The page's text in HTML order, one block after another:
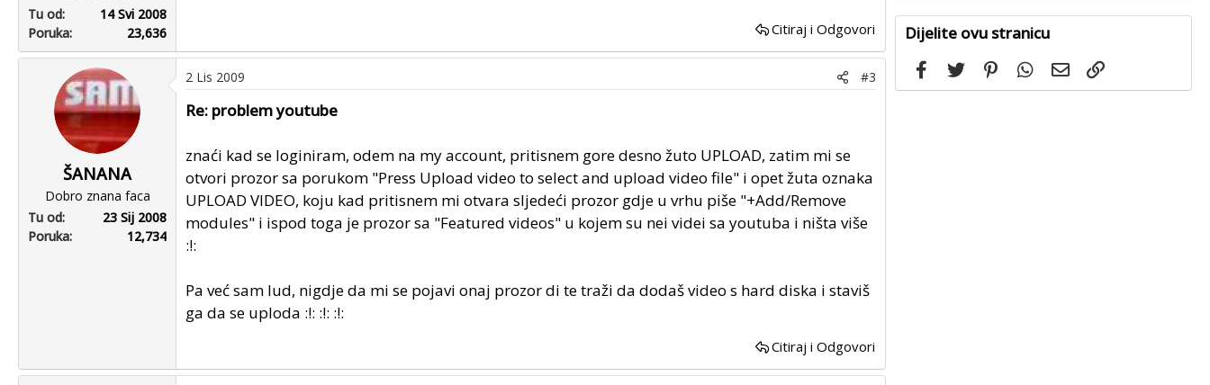
Tu od
14 Svi 2008
Poruka
23,636 Citiraj i Odgovori
ŠANANA
Dobro znana faca
Tu od
23 Sij 2008
Poruka
12,734
2 Lis 2009 #3
Re: problem youtube
znaći kad se loginiram, odem na my account, pritisnem gore desno žuto UPLOAD, zatim mi se
otvori prozor sa porukom "Press Upload video to select and upload video file" i opet žuta oznaka
UPLOAD VIDEO, koju kad pritisnem mi otvara sljedeći prozor gdje u vrhu piše "+Add/Remove
modules" i ispod toga je prozor sa "Featured videos" u kojem su nei videi sa youtuba i ništa više
:!:
Pa već sam lud, nigdje da mi se pojavi onaj prozor di te traži da dodaš video s hard diska i staviš
ga da se uploda :!: :!: :!:
Citiraj i Odgovori
Dijelite ovu stranicu
Facebook
Twitter PinterestWhatsApp
Email